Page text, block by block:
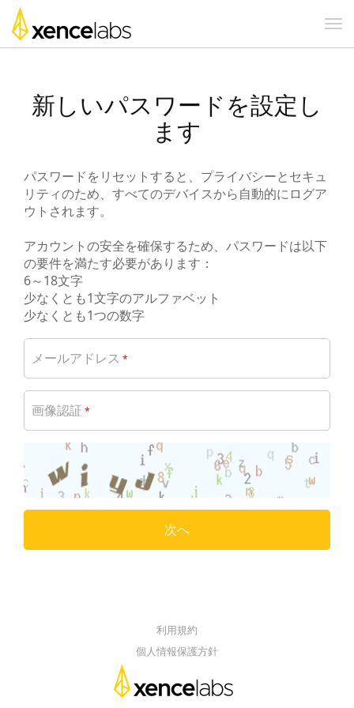
新しいパスワードを設定し
ます
パスワードをリセットすると、プライバシーとセキュ
リティのため、すべてのデバイスから自動的にログア
ウトされます。
アカウントの安全を確保するため、パスワードは以下
の要件を満たす必要があります：
6～18文字
少なくとも1文字のアルファベット
少なくとも1つの数字
メールアドレス *
画像認証 *
次へ
利用規約
個人情報保護方針